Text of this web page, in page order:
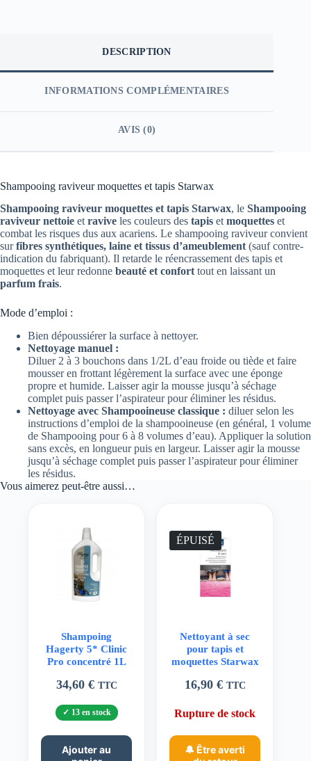
DESCRIPTION
INFORMATIONS COMPLÉMENTAIRES
AVIS (0)
Shampooing raviveur moquettes et tapis Starwax
Shampooing raviveur moquettes et tapis Starwax, le Shampooing
raviveur nettoie etravive les couleurs des tapis etmoquettes et
combat les risques dus aux acariens. Le shampooing raviveur convient
surfibres synthétiques, laine et tissus d’ameublement(sauf contre-
indication du fabriquant). Il retarde le réencrassement des tapis et
moquettes et leur redonne beauté et conforttout en laissant un
parfum frais.
Mode d’emploi :
Bien dépoussiérer la surface à nettoyer.
Nettoyage manuel :
Diluer 2 à 3 bouchons dans 1/2L d’eau froide ou tiède et faire
mousser en frottant légèrement la surface avec une éponge
propre et humide. Laisser agir la mousse jusqu’à séchage
complet puis passer l’aspirateur pour éliminer les résidus.
Nettoyage avec Shampooineuse classique : diluer selon les
instructions d’emploi de la shampooineuse (en général, 1 volume
de Shampooing pour 6 à 8 volumes d’eau). Appliquer la solution
sans excès, en longueur puis en largeur. Laisser agir la mousse
jusqu’à séchage complet puis passer l’aspirateur pour éliminer
les résidus.
Vous aimerez peut-être aussi…
Shampoing
Hagerty 5* Clinic
Pro concentré 1L
34,60 € TTC
13 en stock
Ajouter au
ÉPUISÉ
Nettoyant à sec
pour tapis et
moquettes Starwax
16,90 € TTC
Rupture de stock
🔔 Être averti